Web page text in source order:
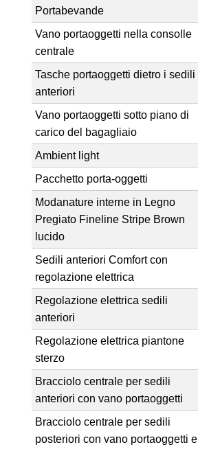
Portabevande
Vano portaoggetti nella consolle
centrale
Tasche portaoggetti dietro i sedili
anteriori
Vano portaoggetti sotto piano di
carico del bagagliaio
Ambient light
Pacchetto porta-oggetti
Modanature interne in Legno
Pregiato Fineline Stripe Brown
lucido
Sedili anteriori Comfort con
regolazione elettrica
Regolazione elettrica sedili
anteriori
Regolazione elettrica piantone
sterzo
Bracciolo centrale per sedili
anteriori con vano portaoggetti
Bracciolo centrale per sedili
posteriori con vano portaoggetti e